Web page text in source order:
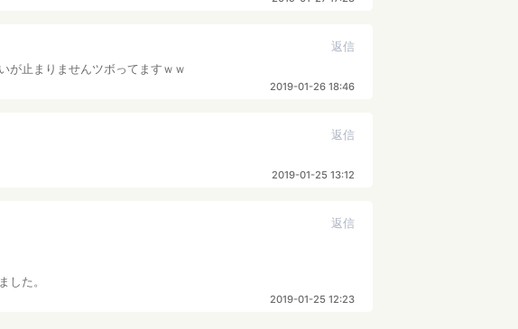
返信
が止まりませんツボってますｗｗ
2019-01-26 18:46
返信
2019-01-25 13:12
返信
た。
2019-01-25 12:23